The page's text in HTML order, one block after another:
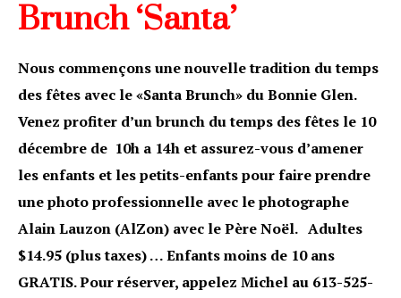
Brunch ‘Santa’
Nous commençons une nouvelle tradition du temps
des fêtes avec le «Santa Brunch» du Bonnie Glen.
Venez profiter d’un brunch du temps des fêtes le 10
décembre de 10h a 14h et assurez-vous d’amener
les enfants et les petits-enfants pour faire prendre
une photo professionnelle avec le photographe
Alain Lauzon (AlZon) avec le Père Noël. Adultes
$14.95 (plus taxes) … Enfants moins de 10 ans
GRATIS. Pour réserver, appelez Michel au 613-525-